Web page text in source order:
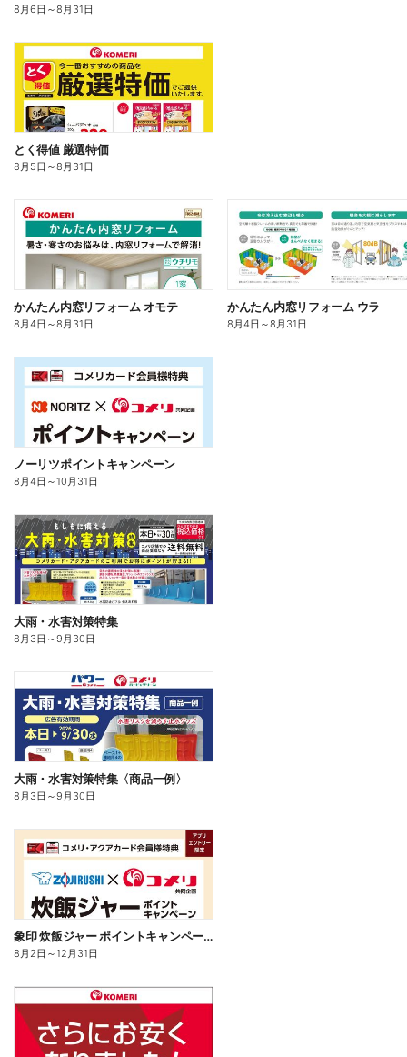
8月6日 ～8月31日
とく得値 厳選特価
8月5日 ～8月31日
かんたん内窓リフォーム オモテ
8月4日 ～8月31日
かんたん内窓リフォーム ウラ
8月4日 ～8月31日
ノーリツポイントキャンペーン
8月4日 ～10月31日
大雨・水害対策特集
8月3日 ～9月30日
大雨・水害対策特集〈商品一例〉
8月3日 ～9月30日
象印 炊飯ジャー ポイントキャンペーン
8月2日 ～12月31日